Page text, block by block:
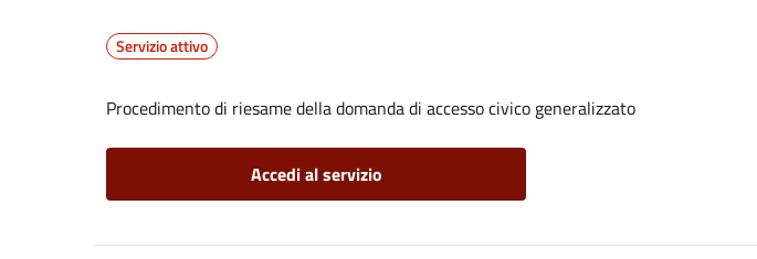
Servizio attivo
Procedimento di riesame della domanda di accesso civico generalizzato
Accedi al servizio